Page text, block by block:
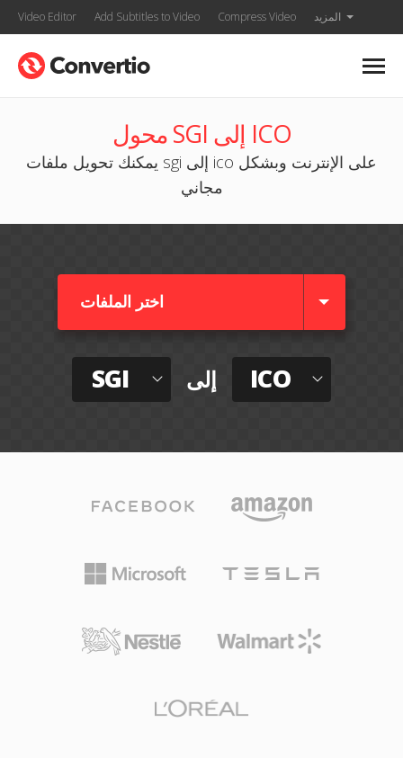
Video Editor Add Subtitles to Video Compress Video المزيد
محول SGI إلى ICO
يمكنك تحويل ملفات sgi إلى ico على الإنترنت وبشكل
مجاني
اختر الملفات
SGI إلى ICO